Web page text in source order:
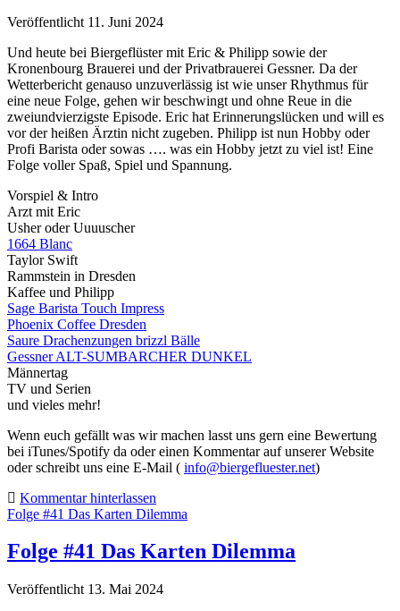
Veröffentlicht 11. Juni 2024
Und heute bei Biergeflüster mit Eric & Philipp sowie der
Kronenbourg Brauerei und der Privatbrauerei Gessner. Da der
Wetterbericht genauso unzuverlässig ist wie unser Rhythmus für
eine neue Folge, gehen wir beschwingt und ohne Reue in die
zweiundvierzigste Episode. Eric hat Erinnerungslücken und will es
vor der heißen Ärztin nicht zugeben. Philipp ist nun Hobby oder
Profi Barista oder sowas …. was ein Hobby jetzt zu viel ist! Eine
Folge voller Spaß, Spiel und Spannung.
Vorspiel & Intro
Arzt mit Eric
Usher oder Uuuuscher
1664 Blanc
Taylor Swift
Rammstein in Dresden
Kaffee und Philipp
Sage Barista Touch Impress
Phoenix Coffee Dresden
Saure Drachenzungen brizzl Bälle
Gessner ALT-SUMBARCHER DUNKEL
Männertag
TV und Serien
und vieles mehr!
Wenn euch gefällt was wir machen lasst uns gern eine Bewertung
bei iTunes/Spotify da oder einen Kommentar auf unserer Website
oder schreibt uns eine E-Mail ( info@biergefluester.net)
Kommentar hinterlassen
Folge #41 Das Karten Dilemma
Folge #41 Das Karten Dilemma
Veröffentlicht 13. Mai 2024